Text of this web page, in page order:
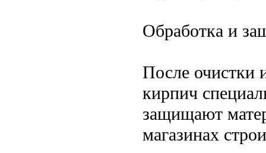
Обработка и
После очистки
кирпич
защищают
магазинах